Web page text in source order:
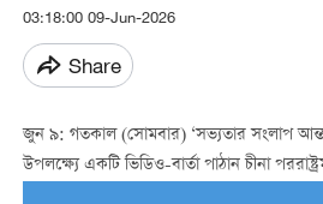
03:18:00 09-Jun-2026
Share
জুন ৯: গতকাল (সোমবার) ‘সভ্যতার সংলাপ
উপলক্ষ্যে একটি ভিডিও-বার্তা পাঠান চীনা